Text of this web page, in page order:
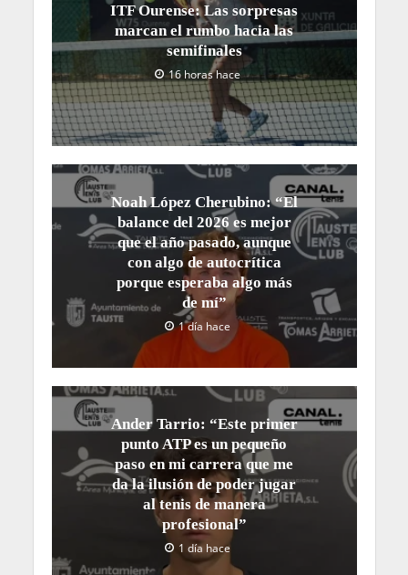
ITF Ourense: Las sorpresas
marcan el rumbo hacia las
semifinales
16 horas hace
Noah López Cherubino: “El
balance del 2026 es mejor
que el año pasado, aunque
con algo de autocrítica
porque esperaba algo más
de mí”
1 día hace
Ander Tarrio: “Este primer
punto ATP es un pequeño
paso en mi carrera que me
da la ilusión de poder jugar
al tenis de manera
profesional”
1 día hace